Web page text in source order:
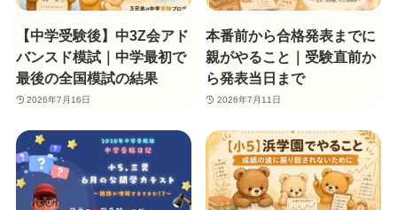
【中学受験後】中3Z会アド
バンスド模試｜中学最初で
最後の全国模試の結果
2026年7月16日
本番前から合格発表までに
親がやること｜受験直前か
ら発表当日まで
2026年7月11日